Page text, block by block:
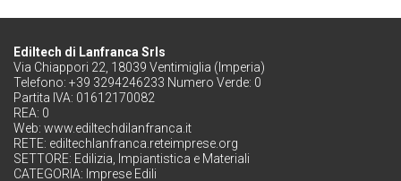
Ediltech di Lanfranca Srls
Via Chiappori 22, 18039 Ventimiglia (Imperia)
Telefono: +39 3294246233 Numero Verde: 0
Partita IVA: 01612170082
REA: 0
Web: www.ediltechdilanfranca.it
RETE: ediltechlanfranca.reteimprese.org
SETTORE: Edilizia, Impiantistica e Materiali
CATEGORIA: Imprese Edili